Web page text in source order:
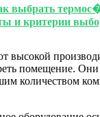
выбрать
и критерии
высокой
помещение. Они
количеством